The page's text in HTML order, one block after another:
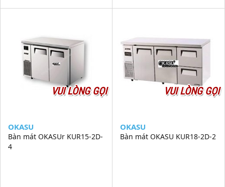
VUI LÒNG GỌI
OKASU
Bàn mát OKASUr KUR15-2D-
4
VUI LÒNG GỌI
OKASU
Bàn mát OKASU KUR18-2D-2